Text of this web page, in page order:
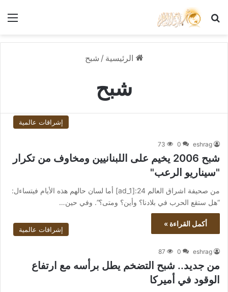
بحث عن
الرئيسية / شبح
شبح
إشراقات عالمية
eshrag
0
73
شبح 2006 يخيم على اللبنانيين ومخاوف من تكرار
"سيناريو الرعب"
من صحيفة اشراق العالم 24:[ad_1] أما لسان حالهم هذه الأيام فيتساءل:
“هل ستقع الحرب في بلادنا؟ وأين؟ ومتى؟”. وفي حين…
أكمل القراءة »
إشراقات عالمية
eshrag
0
87
من جديد.. شبح التضخم يطل برأسه مع ارتفاع
الوقود في أميركا